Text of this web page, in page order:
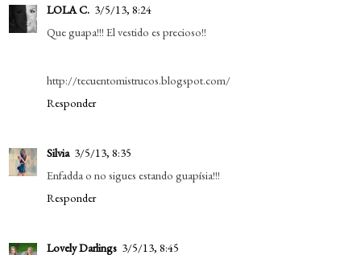
LOLA C. 3/5/13, 8:24
Que guapa!!! El vestido es precioso!!
http://tecuentomistrucos.blogspot.com/
Responder
Silvia 3/5/13, 8:35
Enfadda o no sigues estando guapísia!!!
Responder
Lovely Darlings 3/5/13, 8:45